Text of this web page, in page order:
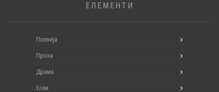
ЕЛЕМЕНТИ
Поезија
Проза
Драма
Есеи